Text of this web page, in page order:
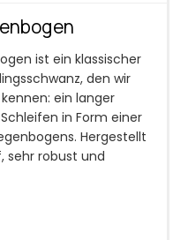
ist ein klassischer
den wir
ein langer
in Form einer
Hergestellt
sehr robust und